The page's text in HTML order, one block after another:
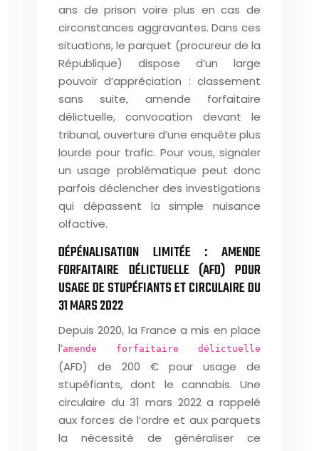
ans de prison voire plus en cas de
circonstances aggravantes. Dans ces
situations, le parquet (procureur de la
République) dispose d’un large
pouvoir d’appréciation : classement
sans suite, amende forfaitaire
délictuelle, convocation devant le
tribunal, ouverture d’une enquête plus
lourde pour trafic. Pour vous, signaler
un usage problématique peut donc
parfois déclencher des investigations
qui dépassent la simple nuisance
olfactive.
DÉPÉNALISATION LIMITÉE : AMENDE
FORFAITAIRE DÉLICTUELLE (AFD) POUR
USAGE DE STUPÉFIANTS ET CIRCULAIRE DU
31 MARS 2022
Depuis 2020, la France a mis en place
l’amende forfaitaire délictuelle
(AFD) de 200 € pour usage de
stupéfiants, dont le cannabis. Une
circulaire du 31 mars 2022 a rappelé
aux forces de l’ordre et aux parquets
la nécessité de généraliser ce